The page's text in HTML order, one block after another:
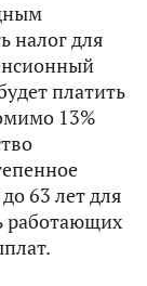
налог для
платить
13%
63 лет для
работающих